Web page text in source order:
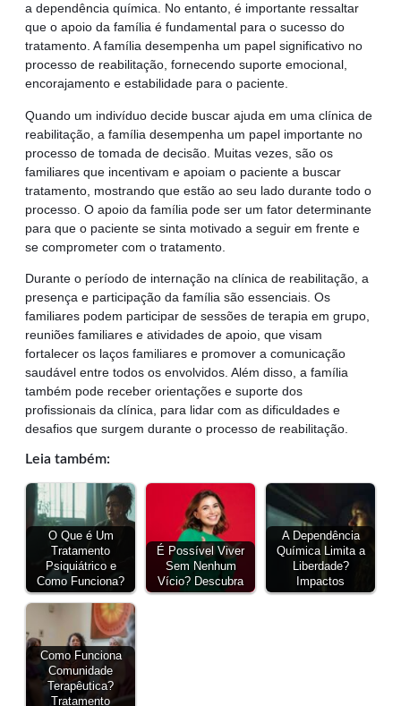
a dependência química. No entanto, é importante ressaltar
que o apoio da família é fundamental para o sucesso do
tratamento. A família desempenha um papel significativo no
processo de reabilitação, fornecendo suporte emocional,
encorajamento e estabilidade para o paciente.
Quando um indivíduo decide buscar ajuda em uma clínica de
reabilitação, a família desempenha um papel importante no
processo de tomada de decisão. Muitas vezes, são os
familiares que incentivam e apoiam o paciente a buscar
tratamento, mostrando que estão ao seu lado durante todo o
processo. O apoio da família pode ser um fator determinante
para que o paciente se sinta motivado a seguir em frente e
se comprometer com o tratamento.
Durante o período de internação na clínica de reabilitação, a
presença e participação da família são essenciais. Os
familiares podem participar de sessões de terapia em grupo,
reuniões familiares e atividades de apoio, que visam
fortalecer os laços familiares e promover a comunicação
saudável entre todos os envolvidos. Além disso, a família
também pode receber orientações e suporte dos
profissionais da clínica, para lidar com as dificuldades e
desafios que surgem durante o processo de reabilitação.
Leia também:
O Que é Um
Tratamento
Psiquiátrico e
Como Funciona?
É Possível Viver
Sem Nenhum
Vício? Descubra
A Dependência
Química Limita a
Liberdade?
Impactos
Como Funciona
Comunidade
Terapêutica?
Tratamento